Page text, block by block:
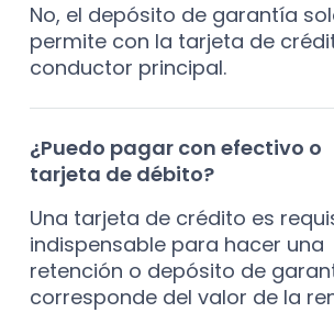
No, el depósito de garantía
permite con la tarjeta de
conductor principal.
¿Puedo pagar con efectivo o
tarjeta de débito?
Una tarjeta de crédito es
indispensable para hacer una
retención o depósito de
corresponde del valor de la